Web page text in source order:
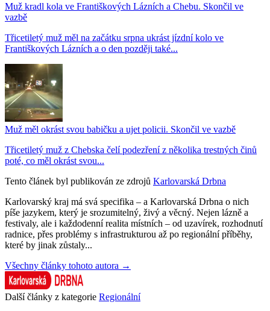
Muž kradl kola ve Františkových Lázních a Chebu. Skončil ve
vazbě
Třicetiletý muž měl na začátku srpna ukrást jízdní kolo ve
Františkových Lázních a o den později také...
Muž měl okrást svou babičku a ujet policii. Skončil ve vazbě
Třicetiletý muž z Chebska čelí podezření z několika trestných činů
poté, co měl okrást svou...
Tento článek byl publikován ze zdrojů Karlovarská Drbna
Karlovarský kraj má svá specifika – a Karlovarská Drbna o nich
píše jazykem, který je srozumitelný, živý a věcný. Nejen lázně a
festivaly, ale i každodenní realita místních – od uzavírek, rozhodnutí
radnice, přes problémy s infrastrukturou až po regionální příběhy,
které by jinak zůstaly...
Všechny články tohoto autora →
Další články z kategorie Regionální